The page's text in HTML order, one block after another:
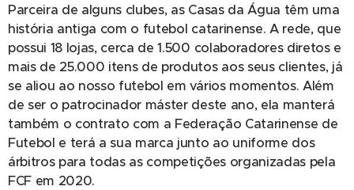
Parceira de alguns clubes, as Casas da Água têm uma
história antiga com o futebol catarinense. A rede, que
possui 18 lojas, cerca de 1.500 colaboradores diretos e
mais de 25.000 itens de produtos aos seus clientes, já
se aliou ao nosso futebol em vários momentos. Além
de ser o patrocinador máster deste ano, ela manterá
também o contrato com a Federação Catarinense de
Futebol e terá a sua marca junto ao uniforme dos
árbitros para todas as competições organizadas pela
FCF em 2020.